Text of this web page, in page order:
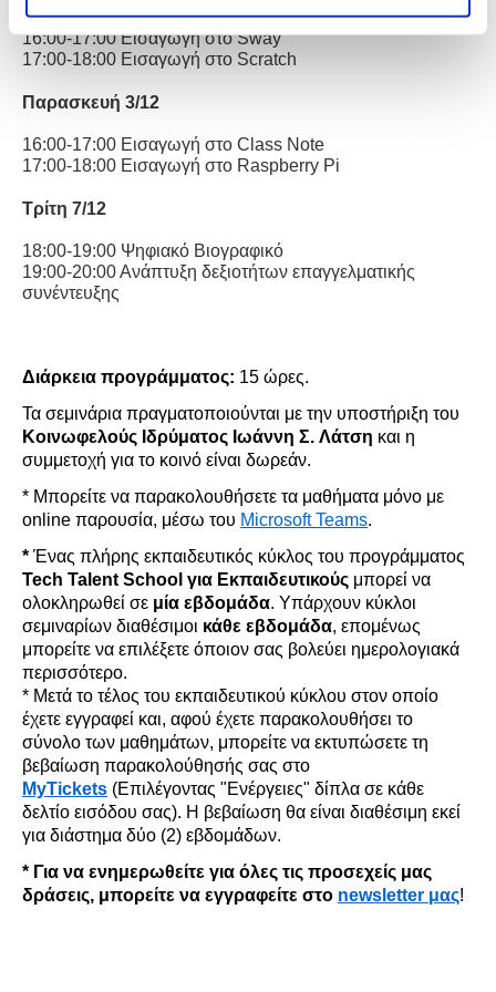
15:00-16:00 Εισαγωγή στοPowerPoint
16:00-17:00 Εισαγωγή στοSway
17:00-18:00 Εισαγωγή στο Scratch
Παρασκευή 3/12
16:00-17:00 Εισαγωγή στο Class Note
17:00-18:00 Εισαγωγή στο Raspberry Pi
Τρίτη 7/12
18:00-19:00 Ψηφιακό Βιογραφικό
19:00-20:00 Ανάπτυξη δεξιοτήτων επαγγελματικής
συνέντευξης
Διάρκεια προγράμματος: 15 ώρες.
Τα σεμινάρια πραγματοποιούνται με την υποστήριξη του
Κοινωφελούς Ιδρύματος Ιωάννη Σ. Λάτση και η
συμμετοχή για το κοινό είναι δωρεάν.
* Μπορείτε να παρακολουθήσετε τα μαθήματα μόνο με
online παρουσία, μέσω του Microsoft Teams.
* Ένας πλήρης εκπαιδευτικός κύκλος του προγράμματος
Tech Talent School για Εκπαιδευτικούς μπορεί να
ολοκληρωθεί σε μία εβδομάδα. Υπάρχουν κύκλοι
σεμιναρίων διαθέσιμοι κάθε εβδομάδα, επομένως
μπορείτε να επιλέξετε όποιον σας βολεύει ημερολογιακά
περισσότερο.
* Μετά το τέλος του εκπαιδευτικού κύκλου στον οποίο
έχετε εγγραφεί και, αφού έχετε παρακολουθήσει το
σύνολο των μαθημάτων, μπορείτε να εκτυπώσετε τη
βεβαίωση παρακολούθησής σας στο
MyTickets (Επιλέγοντας "Ενέργειες" δίπλα σε κάθε
δελτίο εισόδου σας). Η βεβαίωση θα είναι διαθέσιμη εκεί
για διάστημα δύο (2) εβδομάδων.
* Για να ενημερωθείτε για όλες τις προσεχείς μας
δράσεις, μπορείτε να εγγραφείτε στο newsletter μας!